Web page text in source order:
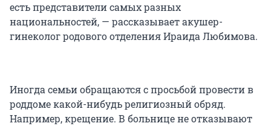
есть представители самых разных
национальностей, — рассказывает акушер-
гинеколог родового отделения Ираида Любимова.
Иногда семьи обращаются с просьбой провести в
роддоме какой-нибудь религиозный обряд.
Например, крещение. В больнице не отказывают